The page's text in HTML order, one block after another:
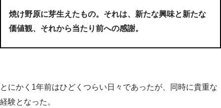
焼け野原に芽生えたもの。それは、新たな興味と新たな
価値観、それから当たり前への感謝。
とにかく1年前はひどくつらい日々であったが、同時に貴重な
経験となった。